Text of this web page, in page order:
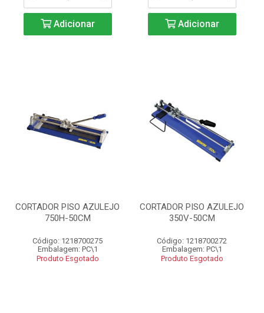
Adicionar Adicionar
CORTADOR PISO AZULEJO
750H-50CM
Código: 1218700275
Embalagem: PC\1
Produto Esgotado
CORTADOR PISO AZULEJO
350V-50CM
Código: 1218700272
Embalagem: PC\1
Produto Esgotado